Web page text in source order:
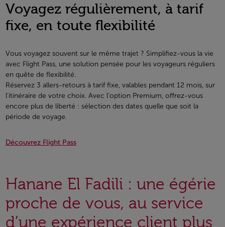
Voyagez régulièrement, à tarif
fixe, en toute flexibilité
Vous voyagez souvent sur le même trajet ? Simplifiez-vous la vie
avec Flight Pass, une solution pensée pour les voyageurs réguliers
en quête de flexibilité.
Réservez 3 allers-retours à tarif fixe, valables pendant 12 mois, sur
l’itinéraire de votre choix. Avec l’option Premium, offrez-vous
encore plus de liberté : sélection des dates quelle que soit la
période de voyage.
Découvrez Flight Pass
Hanane El Fadili : une égérie
proche de vous, au service
d’une expérience client plus